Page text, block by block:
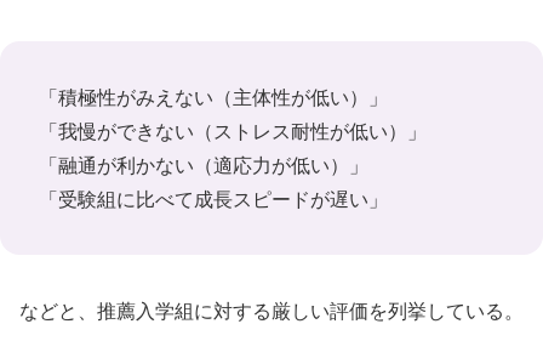
「積極性がみえない（主体性が低い）」
「我慢ができない（ストレス耐性が低い）」
「融通が利かない（適応力が低い）」
「受験組に比べて成長スピードが遅い」
などと、推薦入学組に対する厳しい評価を列挙している。